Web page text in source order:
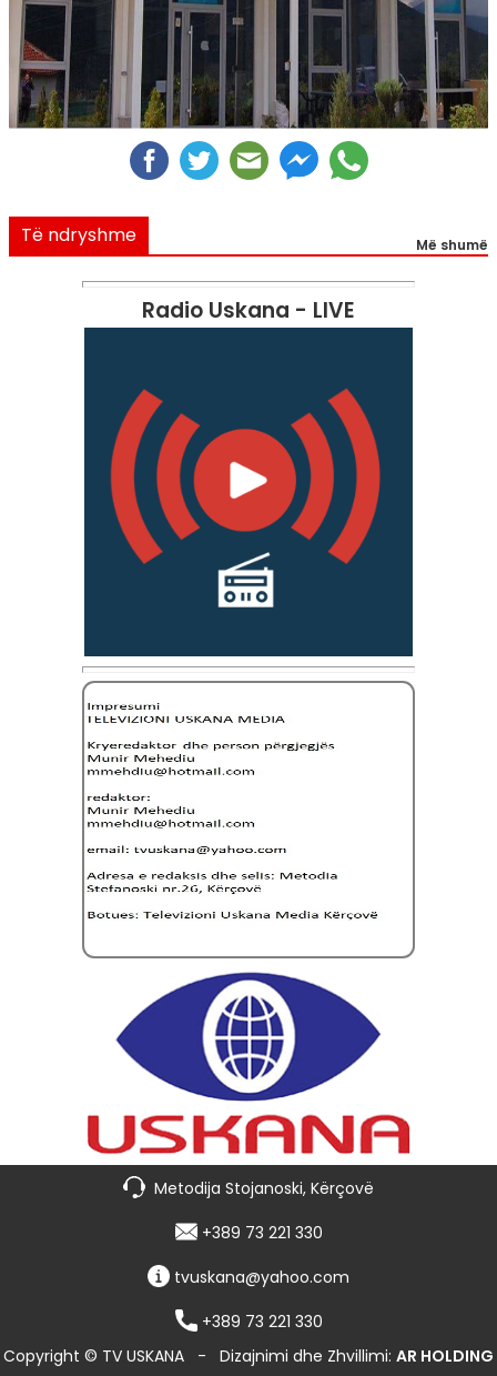
Të ndryshme Më shumë
Radio Uskana - LIVE
Metodija Stojanoski, Kërçovë
+389 73 221 330
tvuskana@yahoo.com
+389 73 221 330
Copyright © TV USKANA - Dizajnimi dhe Zhvillimi: AR HOLDING